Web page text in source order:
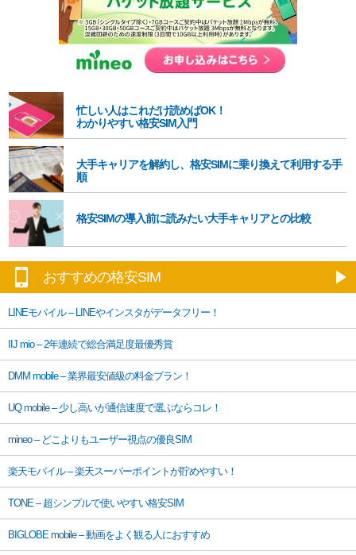
忙しい人はこれだけ読めばOK！
わかりやすい格安SIM入門
大手キャリアを解約し、格安SIMに乗り換えて利用する手
順
格安SIMの導入前に読みたい大手キャリアとの比較
おすすめの格安SIM
LINEモバイル – LINEやインスタがデータフリー！
IIJ mio – 2年連続で総合満足度最優秀賞
DMM mobile – 業界最安値級の料金プラン！
UQ mobile – 少し高いが通信速度で選ぶならコレ！
mineo – どこよりもユーザー視点の優良SIM
楽天モバイル – 楽天スーパーポイントが貯めやすい！
TONE – 超シンプルで使いやすい格安SIM
BIGLOBE mobile – 動画をよく観る人におすすめ